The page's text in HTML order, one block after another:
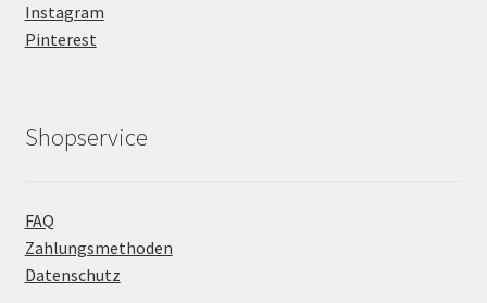
Instagram
Pinterest
Shopservice
FAQ
Zahlungsmethoden
Datenschutz